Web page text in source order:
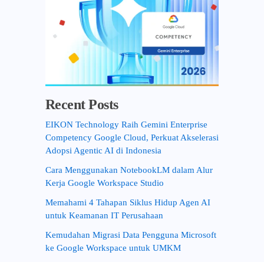
Recent Posts
EIKON Technology Raih Gemini Enterprise
Competency Google Cloud, Perkuat Akselerasi
Adopsi Agentic AI di Indonesia
Cara Menggunakan NotebookLM dalam Alur
Kerja Google Workspace Studio
Memahami 4 Tahapan Siklus Hidup Agen AI
untuk Keamanan IT Perusahaan
Kemudahan Migrasi Data Pengguna Microsoft
ke Google Workspace untuk UMKM